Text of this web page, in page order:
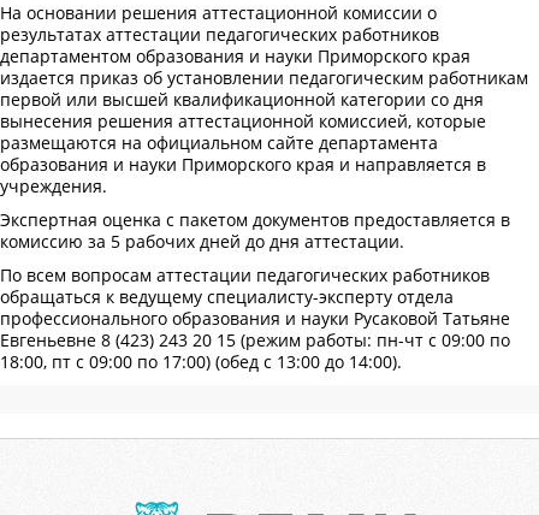
На основании решения аттестационной комиссии о
результатах аттестации педагогических работников
департаментом образования и науки Приморского края
издается приказ об установлении педагогическим работникам
первой или высшей квалификационной категории со дня
вынесения решения аттестационной комиссией, которые
размещаются на официальном сайте департамента
образования и науки Приморского края и направляется в
учреждения.
Экспертная оценка с пакетом документов предоставляется в
комиссию за 5 рабочих дней до дня аттестации.
По всем вопросам аттестации педагогических работников
обращаться к ведущему специалисту-эксперту отдела
профессионального образования и науки Русаковой Татьяне
Евгеньевне 8 (423) 243 20 15 (режим работы: пн-чт с 09:00 по
18:00, пт с 09:00 по 17:00) (обед с 13:00 до 14:00).